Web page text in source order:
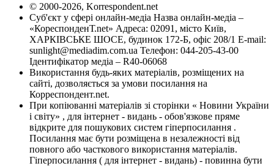
© 2000-2026, Korrespondent.net
Суб'єкт у сфері онлайн-медіа Назва онлайн-медіа –
«КореспонденТ.net» Адреса: 02091, місто Київ,
ХАРКІВСЬКЕ ШОСЕ, будинок 172-Б, офіс 208/1 E-mail:
sunlight@mediadim.com.ua Телефон: 044-205-43-00
Ідентифікатор медіа – R40-06068
Використання будь-яких матеріалів, розміщених на
сайті, дозволяється за умови посилання на
Корреспондент.net.
При копіюванні матеріалів зі сторінки « Новини України
і світу» , для інтернет - видань - обов'язкове пряме
відкрите для пошукових систем гіперпосилання .
Посилання має бути розміщена в незалежності від
повного або часткового використання матеріалів.
Гіперпосилання ( для інтернет - видань) - повинна бути